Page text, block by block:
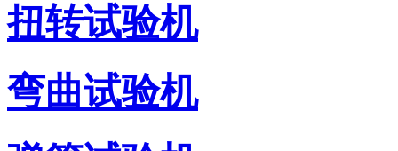
扭转试验机
弯曲试验机